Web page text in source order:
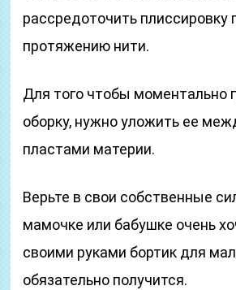
рассредоточить плиссировку
протяжению нити.
Для того чтобы моментально
оборку, нужно уложить ее
пластами материи.
Верьте в свои собственные
мамочке или бабушке очень
своими руками бортик для
обязательно получится.